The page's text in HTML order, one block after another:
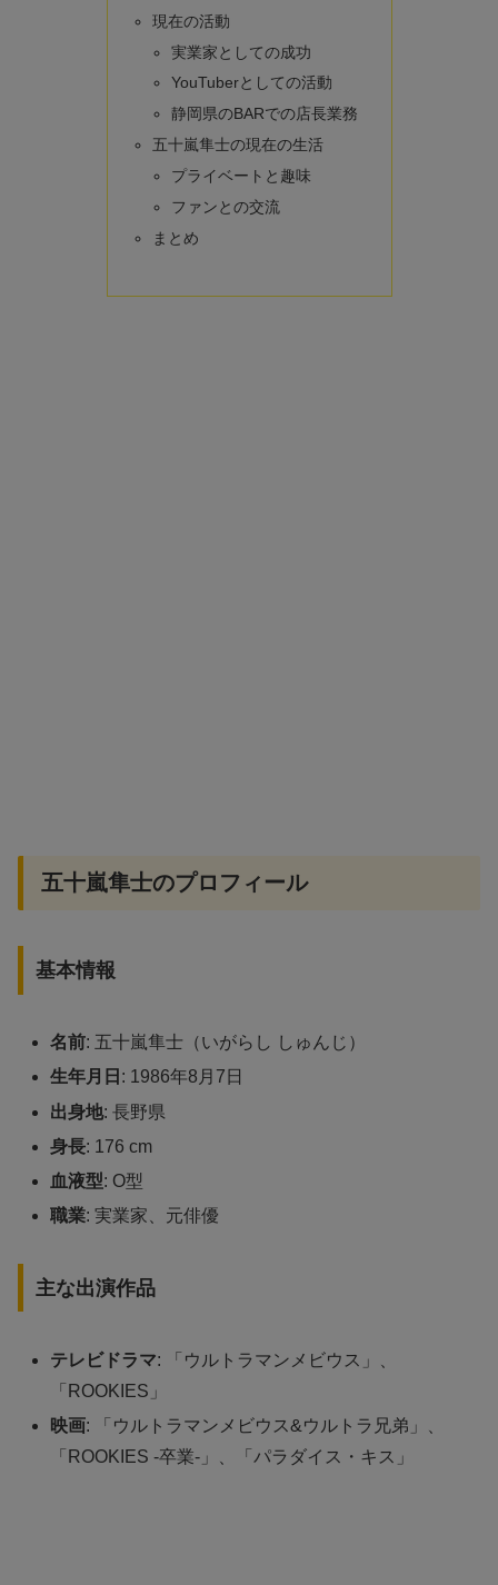
現在の活動
実業家としての成功
YouTuberとしての活動
静岡県のBARでの店長業務
五十嵐隼士の現在の生活
プライベートと趣味
ファンとの交流
まとめ
五十嵐隼士のプロフィール
基本情報
名前: 五十嵐隼士（いがらし しゅんじ）
生年月日 : 1986年8月7日
出身地: 長野県
身長: 176 cm
血液型: O型
職業: 実業家、元俳優
主な出演作品
テレビドラマ: 「ウルトラマンメビウス」、
「ROOKIES」
映画: 「ウルトラマンメビウス&ウルトラ兄弟」、
「ROOKIES -卒業-」、「パラダイス・キス」